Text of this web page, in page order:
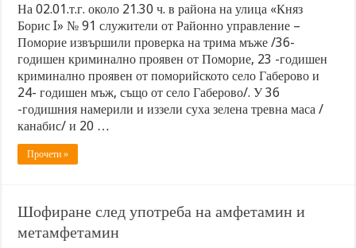
На 02.01.т.г. около 21.30 ч. в района на улица «Княз
Борис I» № 91 служители от Районно управление –
Поморие извършили проверка на трима мъже /36-
годишен криминално проявен от Поморие, 23 -годишен
криминално проявен от поморийското село Габерово и
24- годишен мъж, също от село Габерово/. У 36
-годишния намерили и иззели суха зелена тревна маса /
канабис/ и 20 …
Прочети »
Шофиране след употреба на амфетамин и
метамфетамин